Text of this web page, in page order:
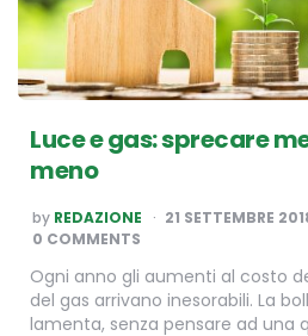
Luce e gas: sprecare
meno
POSTED
BY
by REDAZIONE 21 SETTEMBRE
0 COMMENTS
Ogni anno gli aumenti al costo
del gas arrivano inesorabili. La
lamenta, senza pensare ad una